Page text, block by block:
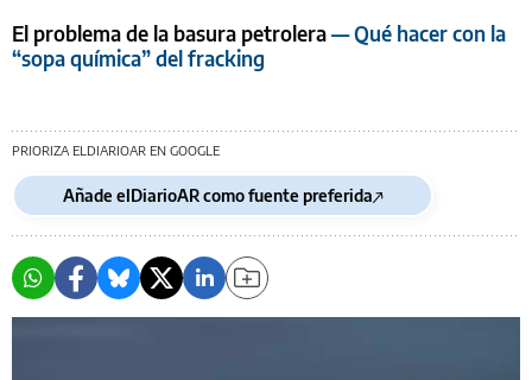
El problema de la basura petrolera— Qué hacer con la
“sopa química” del fracking
PRIORIZA ELDIARIOAR EN GOOGLE
Añade elDiarioAR como fuente preferida